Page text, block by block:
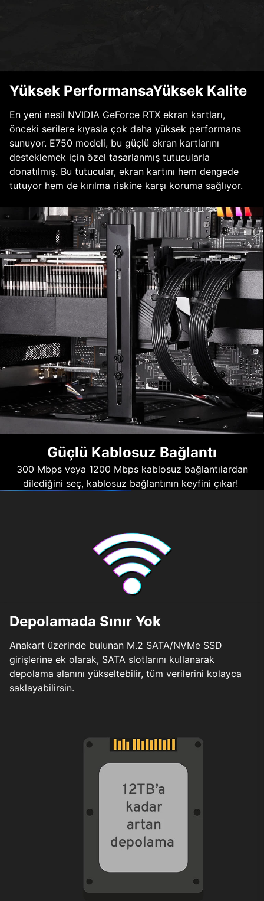
Yüksek PerformansaYüksek Kalite
En yeni nesil NVIDIA GeForce RTX ekran kartları,
önceki serilere kıyasla çok daha yüksek performans
sunuyor. E750 modeli, bu güçlü ekran kartlarını
desteklemek için özel tasarlanmış tutucularla
donatılmış. Bu tutucular, ekran kartını hem dengede
tutuyor hem de kırılma riskine karşı koruma sağlıyor.
Güçlü Kablosuz Bağlantı
300 Mbps veya 1200 Mbps kablosuz bağlantılardan
dilediğini seç, kablosuz bağlantının keyfini çıkar!
Depolamada Sınır Yok
Anakart üzerinde bulunan M.2 SATA/NVMe SSD
girişlerine ek olarak, SATA slotlarını kullanarak
depolama alanını yükseltebilir, tüm verilerini kolayca
saklayabilirsin.